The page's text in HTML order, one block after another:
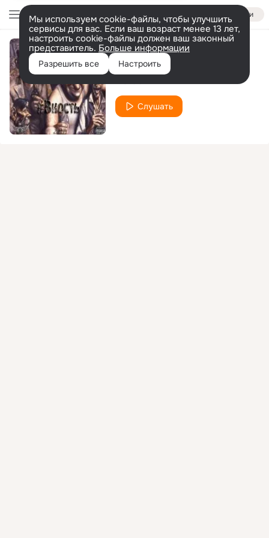
Войти
Мы используем cookie-файлы, чтобы улучшить
сервисы для вас. Если ваш возраст менее 13 лет,
настроить cookie-файлы должен ваш законный
представитель. Больше информации
Разрешить все Настроить
Я не твоя
Слушать